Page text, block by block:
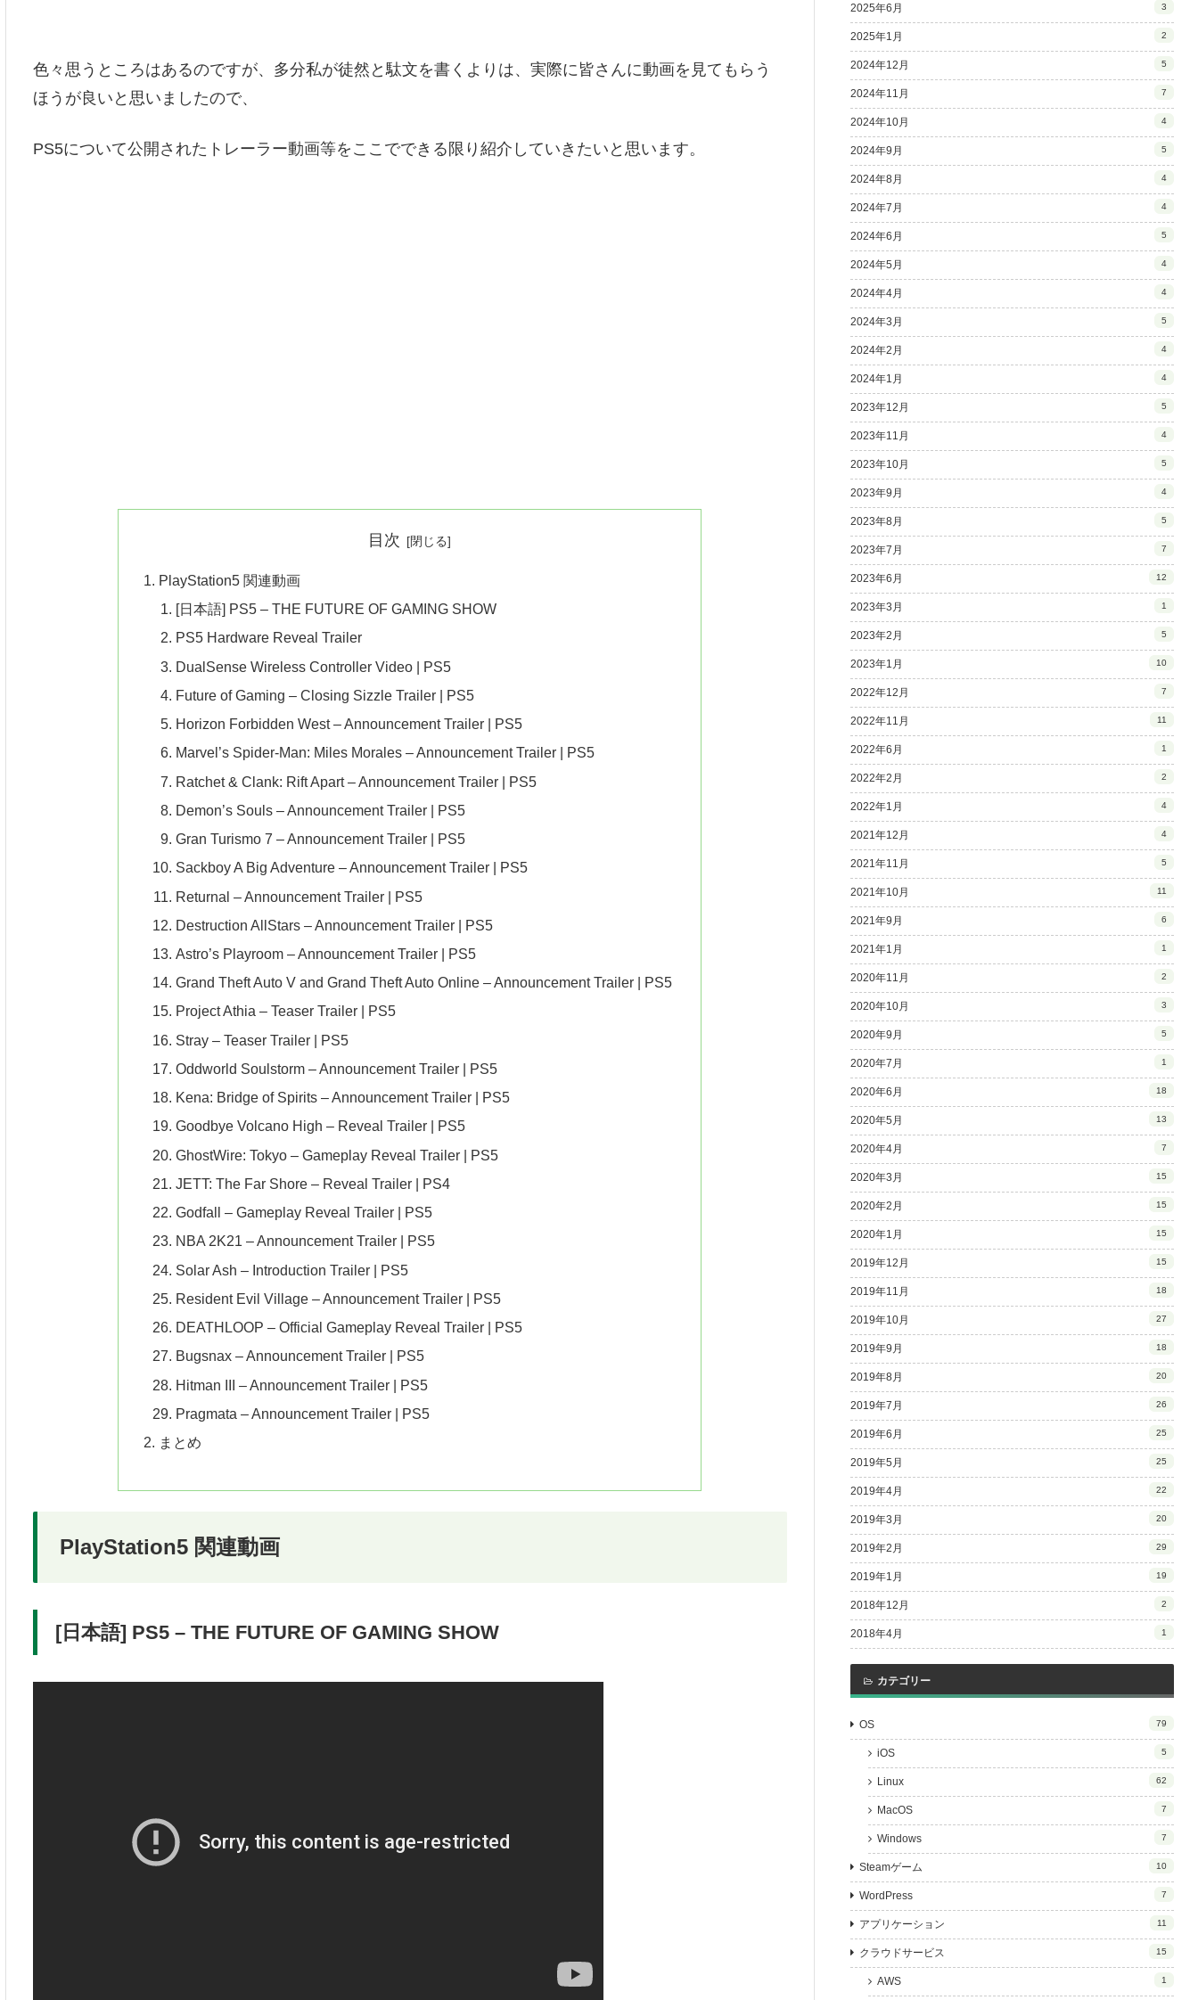
色々思うところはあるのですが、多分私が徒然と駄文を書くよりは、実際に皆さんに動画を見てもらう
ほうが良いと思いましたので、
PS5について公開されたトレーラー動画等をここでできる限り紹介していきたいと思います。
目次
PlayStation5 関連動画
[日本語] PS5 – THE FUTURE OF GAMING SHOW
PS5 Hardware Reveal Trailer
DualSense Wireless Controller Video | PS5
Future of Gaming – Closing Sizzle Trailer | PS5
Horizon Forbidden West – Announcement Trailer | PS5
Marvel’s Spider-Man: Miles Morales – Announcement Trailer | PS5
Ratchet & Clank: Rift Apart – Announcement Trailer | PS5
Demon’s Souls – Announcement Trailer | PS5
Gran Turismo 7 – Announcement Trailer | PS5
Sackboy A Big Adventure – Announcement Trailer | PS5
Returnal – Announcement Trailer | PS5
Destruction AllStars – Announcement Trailer | PS5
Astro’s Playroom – Announcement Trailer | PS5
Grand Theft Auto V and Grand Theft Auto Online – Announcement Trailer | PS5
Project Athia – Teaser Trailer | PS5
Stray – Teaser Trailer | PS5
Oddworld Soulstorm – Announcement Trailer | PS5
Kena: Bridge of Spirits – Announcement Trailer | PS5
Goodbye Volcano High – Reveal Trailer | PS5
GhostWire: Tokyo – Gameplay Reveal Trailer | PS5
JETT: The Far Shore – Reveal Trailer | PS4
Godfall – Gameplay Reveal Trailer | PS5
NBA 2K21 – Announcement Trailer | PS5
Solar Ash – Introduction Trailer | PS5
Resident Evil Village – Announcement Trailer | PS5
DEATHLOOP – Official Gameplay Reveal Trailer | PS5
Bugsnax – Announcement Trailer | PS5
Hitman III – Announcement Trailer | PS5
Pragmata – Announcement Trailer | PS5
まとめ
PlayStation5 関連動画
[日本語] PS5 – THE FUTURE OF GAMING SHOW
2025年6月 3
2025年1月 2
2024年12月 5
2024年11月 7
2024年10月 4
2024年9月 5
2024年8月 4
2024年7月 4
2024年6月 5
2024年5月 4
2024年4月 4
2024年3月 5
2024年2月 4
2024年1月 4
2023年12月 5
2023年11月 4
2023年10月 5
2023年9月 4
2023年8月 5
2023年7月 7
2023年6月 12
2023年3月 1
2023年2月 5
2023年1月 10
2022年12月 7
2022年11月 11
2022年6月 1
2022年2月 2
2022年1月 4
2021年12月 4
2021年11月 5
2021年10月 11
2021年9月 6
2021年1月 1
2020年11月 2
2020年10月 3
2020年9月 5
2020年7月 1
2020年6月 18
2020年5月 13
2020年4月 7
2020年3月 15
2020年2月 15
2020年1月 15
2019年12月 15
2019年11月 18
2019年10月 27
2019年9月 18
2019年8月 20
2019年7月 26
2019年6月 25
2019年5月 25
2019年4月 22
2019年3月 20
2019年2月 29
2019年1月 19
2018年12月 2
2018年4月 1
カテゴリー
OS 79
iOS 5
Linux 62
MacOS 7
Windows 7
Steamゲーム 10
WordPress 7
アプリケーション 11
クラウドサービス 15
AWS 1